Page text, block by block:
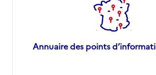
Annuaire des points